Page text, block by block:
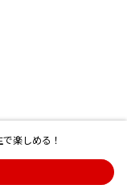
楽しめる！